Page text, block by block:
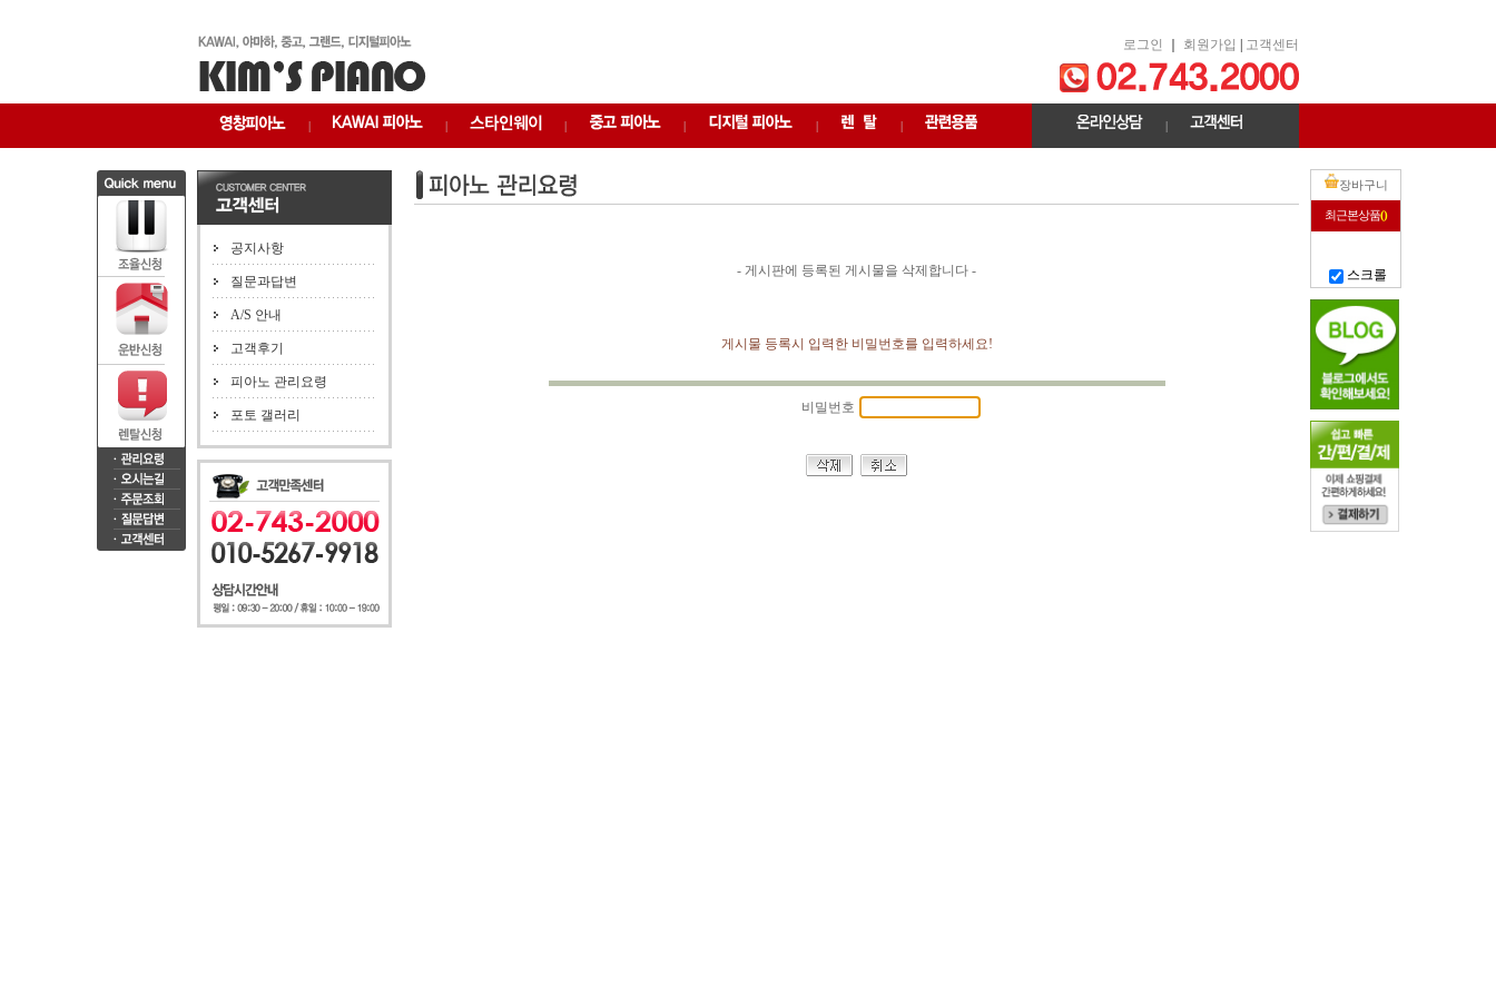
로그인 회원가입 고객센터
| | | | | | |
공지사항
질문과답변
A/S 안내
고객후기
피아노 관리요령
포토 갤러리
- 게시판에 등록된 게시물을 삭제합니다 -
게시물 등록시 입력한 비밀번호를 입력하세요!
비밀번호
장바구니
최근본상품()
스크롤